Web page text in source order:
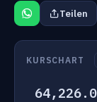
Teilen
KURSCHART